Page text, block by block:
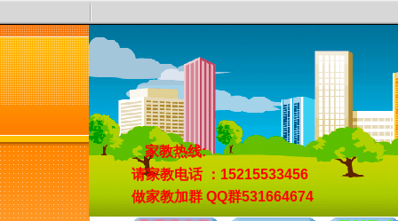
家教热线:
请家教电话 ：15215533456
做家教加群 QQ群531664674